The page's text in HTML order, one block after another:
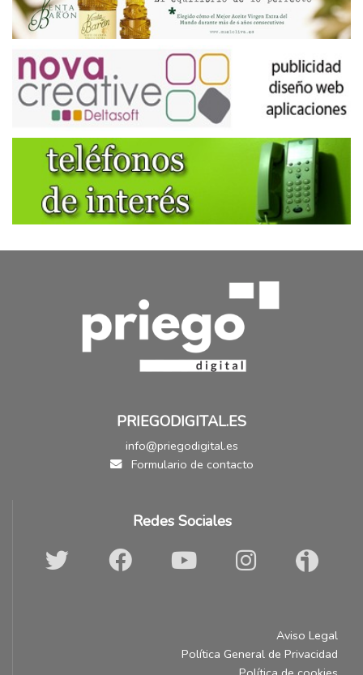
PRIEGODIGITAL.ES
info@priegodigital.es
Formulario de contacto
Redes Sociales
Aviso Legal
Política General de Privacidad